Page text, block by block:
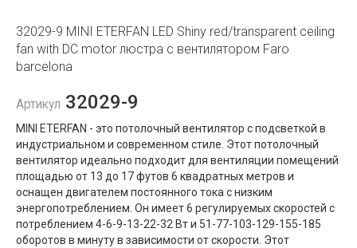
32029-9 MINI ETERFAN LED Shiny red/transparent ceiling
fan with DC motor люстра с вентилятором Faro
barcelona
Артикул 32029-9
MINI ETERFAN - это потолочный вентилятор с подсветкой в ​​
индустриальном и современном стиле. Этот потолочный
вентилятор идеально подходит для вентиляции помещений
площадью от 13 до 17 футов 6 квадратных метров и
оснащен двигателем постоянного тока с низким
энергопотреблением. Он имеет 6 регулируемых скоростей с
потреблением 4-6-9-13-22-32 Вт и 51-77-103-129-155-185
оборотов в минуту в зависимости от скорости. Этот